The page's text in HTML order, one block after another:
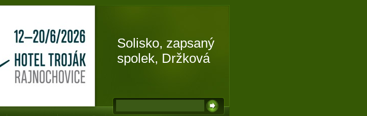
Solisko, zapsaný
spolek, Držková